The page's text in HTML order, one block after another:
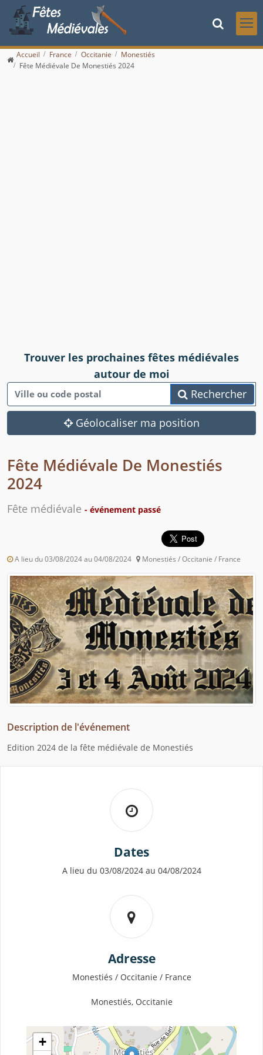
Accueil France Occitanie
Monestiés
Fête Médiévale De Monestiés 2024
Trouver les prochaines fêtes médiévales
autour de moi
Rechercher
Géolocaliser ma position
Fête Médiévale De Monestiés
2024
Fête médiévale - événement passé
A lieu du 03/08/2024 au 04/08/2024 Monestiés / Occitanie / France
Description de l'événement
Edition 2024 de la fête médiévale de Monestiés
Dates
A lieu du 03/08/2024 au 04/08/2024
Adresse
Monestiés / Occitanie / France
Monestiés, Occitanie
+